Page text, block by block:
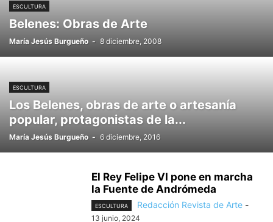
ESCULTURA
Belenes: Obras de Arte
María Jesús Burgueño - 8 diciembre, 2008
ESCULTURA
Los Belenes, obras de arte o artesanía
popular, protagonistas de la...
María Jesús Burgueño - 6 diciembre, 2016
El Rey Felipe VI pone en marcha
la Fuente de Andrómeda
ESCULTURA Redacción Revista de Arte -
13 junio, 2024